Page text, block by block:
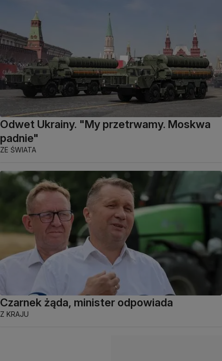
Odwet Ukrainy. "My przetrwamy. Moskwa
padnie"
ZE ŚWIATA
Czarnek żąda, minister odpowiada
Z KRAJU